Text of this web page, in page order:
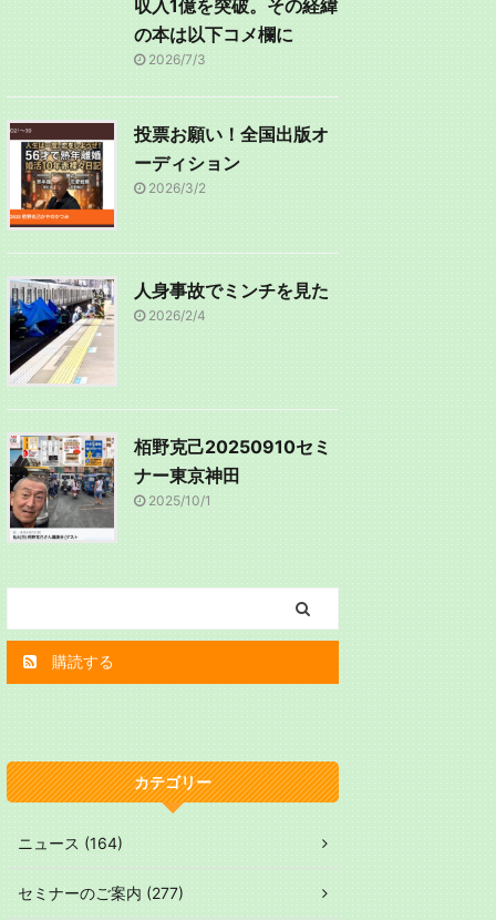
収入1億を突破。その経緯
の本は以下コメ欄に
2026/7/3
投票お願い！全国出版オ
ーディション
2026/3/2
人身事故でミンチを見た
2026/2/4
栢野克己20250910セミ
ナー東京神田
2025/10/1
購読する
カテゴリー
ニュース (164)
セミナーのご案内 (277)